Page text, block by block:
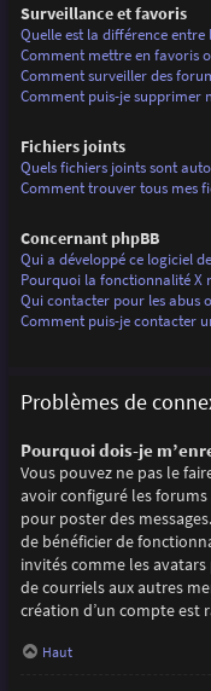
Surveillance et favoris
Quelle est la différence
Comment mettre en favoris
Comment surveiller des
Comment puis-je supprimer
Fichiers joints
Quels fichiers joints sont
Comment trouver tous mes
Concernant phpBB
Qui a développé ce logiciel
Pourquoi la fonctionnalité X
Qui contacter pour les abus
Comment puis-je contacter
Problèmes de
Pourquoi dois-je
Vous pouvez ne pas le
avoir configuré les forums
pour poster des
de bénéficier de
invités comme les avatars
de courriels aux autres
création d’un compte est
Haut